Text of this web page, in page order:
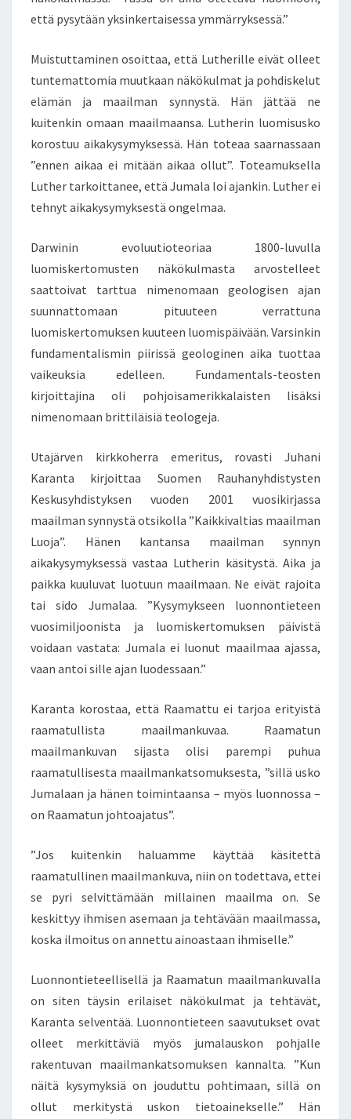
että pysytään yksinkertaisessa ymmärryksessä.”
Muistuttaminen osoittaa, että Lutherille eivät olleet
tuntemattomia muutkaan näkökulmat ja pohdiskelut
elämän ja maailman synnystä. Hän jättää ne
kuitenkin omaan maailmaansa. Lutherin luomisusko
korostuu aikakysymyksessä. Hän toteaa saarnassaan
”ennen aikaa ei mitään aikaa ollut”. Toteamuksella
Luther tarkoittanee, että Jumala loi ajankin. Luther ei
tehnyt aikakysymyksestä ongelmaa.
Darwinin evoluutioteoriaa 1800-luvulla
luomiskertomusten näkökulmasta arvostelleet
saattoivat tarttua nimenomaan geologisen ajan
suunnattomaan pituuteen verrattuna
luomiskertomuksen kuuteen luomispäivään. Varsinkin
fundamentalismin piirissä geologinen aika tuottaa
vaikeuksia edelleen. Fundamentals-teosten
kirjoittajina oli pohjoisamerikkalaisten lisäksi
nimenomaan brittiläisiä teologeja.
Utajärven kirkkoherra emeritus, rovasti Juhani
Karanta kirjoittaa Suomen Rauhanyhdistysten
Keskusyhdistyksen vuoden 2001 vuosikirjassa
maailman synnystä otsikolla ”Kaikkivaltias maailman
Luoja”. Hänen kantansa maailman synnyn
aikakysymyksessä vastaa Lutherin käsitystä. Aika ja
paikka kuuluvat luotuun maailmaan. Ne eivät rajoita
tai sido Jumalaa. ”Kysymykseen luonnontieteen
vuosimiljoonista ja luomiskertomuksen päivistä
voidaan vastata: Jumala ei luonut maailmaa ajassa,
vaan antoi sille ajan luodessaan.”
Karanta korostaa, että Raamattu ei tarjoa erityistä
raamatullista maailmankuvaa. Raamatun
maailmankuvan sijasta olisi parempi puhua
raamatullisesta maailmankatsomuksesta, ”sillä usko
Jumalaan ja hänen toimintaansa – myös luonnossa –
on Raamatun johtoajatus”.
”Jos kuitenkin haluamme käyttää käsitettä
raamatullinen maailmankuva, niin on todettava, ettei
se pyri selvittämään millainen maailma on. Se
keskittyy ihmisen asemaan ja tehtävään maailmassa,
koska ilmoitus on annettu ainoastaan ihmiselle.”
Luonnontieteellisellä ja Raamatun maailmankuvalla
on siten täysin erilaiset näkökulmat ja tehtävät,
Karanta selventää. Luonnontieteen saavutukset ovat
olleet merkittäviä myös jumalauskon pohjalle
rakentuvan maailmankatsomuksen kannalta. ”Kun
näitä kysymyksiä on jouduttu pohtimaan, sillä on
ollut merkitystä uskon tietoainekselle.” Hän